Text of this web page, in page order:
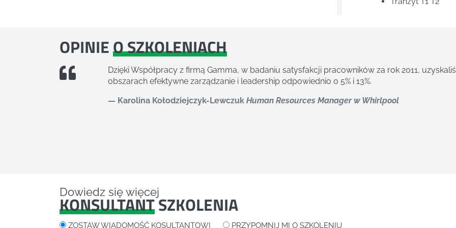
OPINIEO SZKOLENIACH
Szkolenie było inspirujące. Poznałem metody wcześniej przeze mnie niewykorzystywane.
grupa szkoleniowa i uczestnicy z innych branż, co moim zdaniem wpłynęło pozytywnie na
GrzegorzArchitekt Systemowy, Kierownik Zespołu w UNISOFT
Dowiedz się więcej
KONSULTANTSZKOLENIA
ZOSTAW WIADOMOŚĆ KOSULTANTOWI PRZYPOMNIJ MI O SZKOLENIU